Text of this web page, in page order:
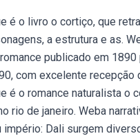
é o livro o cortiço, que
a estrutura e as.
publicado em
com excelente
é o romance naturalista o
rio de janeiro. Weba
Dali surgem